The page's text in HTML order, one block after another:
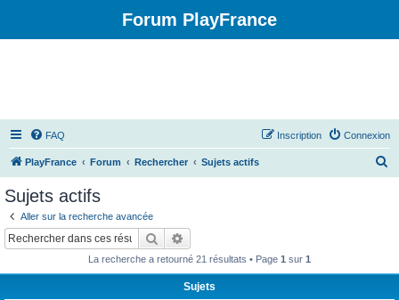
Forum PlayFrance
FAQ Connexion
Inscription
PlayFrance Forum Rechercher Sujets actifs
Sujets actifs
Aller sur la recherche avancée
Rechercher
La recherche a retourné 21 résultats • Page 1 sur 1
Sujets